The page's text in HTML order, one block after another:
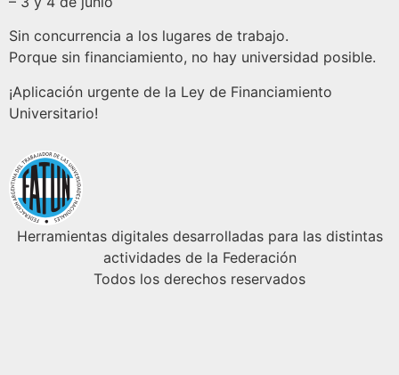
Sin concurrencia a los lugares de trabajo.
Porque sin financiamiento, no hay universidad posible.
¡Aplicación urgente de la Ley de Financiamiento
Universitario!
Herramientas digitales desarrolladas para las distintas
actividades de la Federación
Todos los derechos reservados